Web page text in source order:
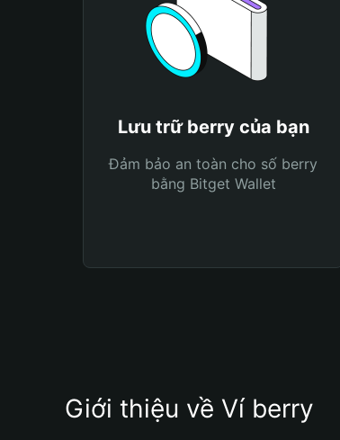
Lưu trữ berry của bạn
Đảm bảo an toàn cho số berry
bằng Bitget Wallet
Giới thiệu về Ví berry